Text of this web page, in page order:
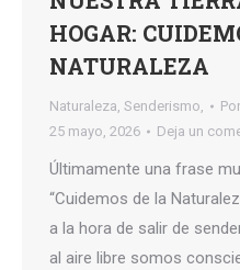
HOGAR:
NATURALEZA
Naturaleza, Senderismo, Por
25 mayo, 2026
Deja un
Últimamente una frase
“Cuidemos de la
a la hora de salir de
al aire libre somos